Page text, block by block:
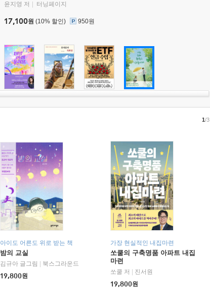
윤지영 저 터닝페이지
17,100원 (10% 할인) 950원
아이도 어른도 위로 받는 책
밤의 교실
김규아 글그림
북스그라운드
19,800원
가장 현실적인 내집마련
쏘쿨의 구축명품 아파트 내집
마련
쏘쿨 저
진서원
19,800원
1/3